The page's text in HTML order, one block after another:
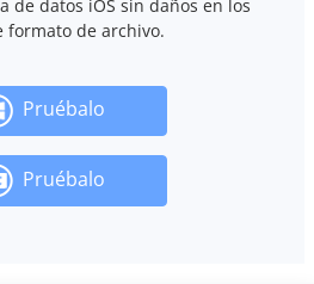
de datos iOS sin daños en los
formato de archivo.
Pruébalo
Pruébalo